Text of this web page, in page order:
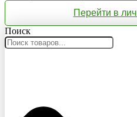
Перейти в
Поиск